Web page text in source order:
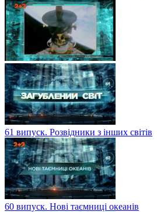
61 випуск. Розвідники з інших світів
60 випуск. Нові таємниці океанів